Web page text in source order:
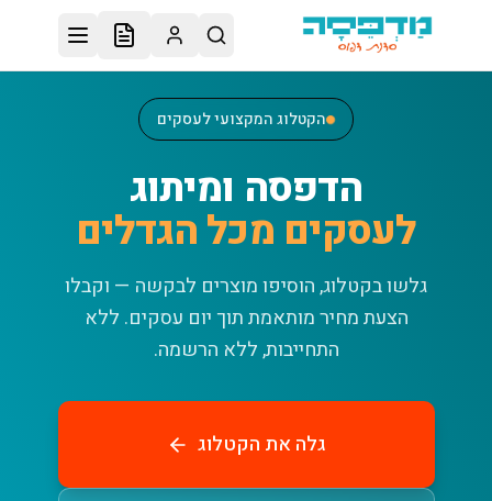
דלג לתוכן הראשי
הקטלוג המקצועי לעסקים
הדפסה ומיתוג
לעסקים מכל הגדלים
גלשו בקטלוג, הוסיפו מוצרים לבקשה — וקבלו
הצעת מחיר מותאמת תוך יום עסקים. ללא
התחייבות, ללא הרשמה.
גלה את הקטלוג